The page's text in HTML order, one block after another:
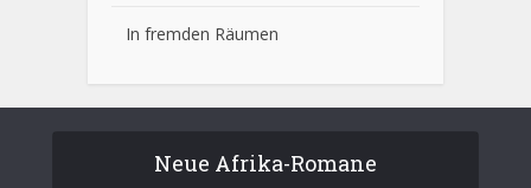
In fremden Räumen
Neue Afrika-Romane